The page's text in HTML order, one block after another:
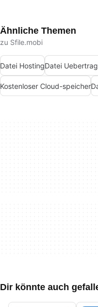
Ähnliche Themen
zu Sfile.mobi
Datei HostingDatei
Kostenloser Cloud-speicher
Dir könnte auch